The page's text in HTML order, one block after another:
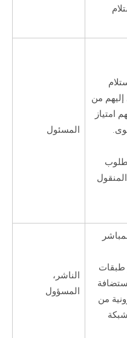
من
امتياز
المسئول
طبقات
من
الناشر،
المسؤول